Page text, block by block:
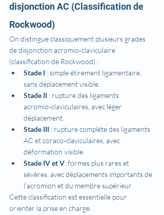
disjonction AC (Classification de
Rockwood)
On distingue classiquement plusieurs grades
de disjonction acromio‑claviculaire
(classification de Rockwood) :
Stade I : simple étirement ligamentaire,
sans déplacement visible.
Stade II : rupture des ligaments
acromio‑claviculaires, avec léger
déplacement.
Stade III : rupture complète des ligaments
AC et coraco‑claviculaires, avec
déformation visible.
Stade IV et V: formes plus rares et
sévères, avec déplacements importants de
l'acromion et du membre supérieur
Cette classification est essentielle pour
orienter la prise en charge.